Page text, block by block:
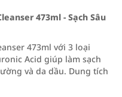
473ml - Sạch Sâu
473ml với 3 loại
Acid giúp làm sạch
và da dầu. Dung tích